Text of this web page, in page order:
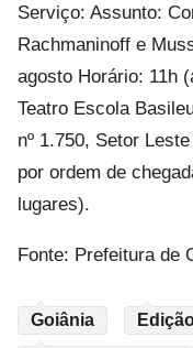
Serviço: Assunto:
Rachmaninoff e
agosto Horário: 11h
Teatro Escola
nº 1.750, Setor
por ordem de
lugares).
Fonte: Prefeitura de
Goiânia